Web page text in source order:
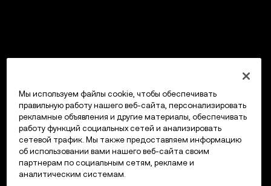
Мы используем файлы cookie, чтобы обеспечивать
правильную работу нашего веб-сайта, персонализировать
рекламные объявления и другие материалы, обеспечивать
работу функций социальных сетей и анализировать
сетевой трафик. Мы также предоставляем информацию
об использовании вами нашего веб-сайта своим
партнерам по социальным сетям, рекламе и
аналитическим системам.